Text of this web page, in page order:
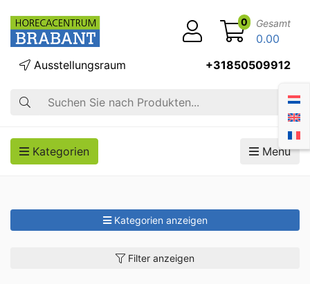
Suche
Ausstellungsraum +31850509912
0 Gesamt
0.00
Kategorien Menü
Kategorien anzeigen
Filter anzeigen